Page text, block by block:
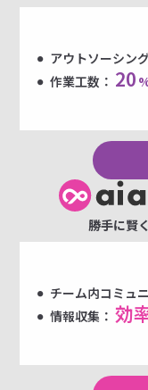
アウトソーシン
作業工数： 20
勝手に賢
チーム内コミュ
情報収集： 効